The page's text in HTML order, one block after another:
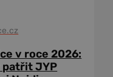
v roce 2026:
patřit JYP